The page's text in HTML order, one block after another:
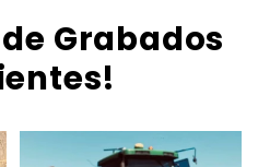
Grabados